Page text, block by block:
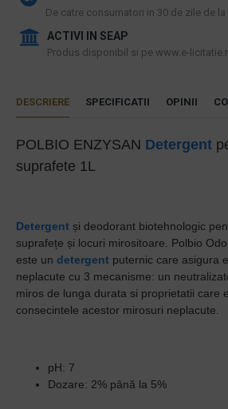
De catre consumatori in 30 de zile de
ACTIVI IN SEAP
Produs disponibil si pe www.e-
DESCRIERE SPECIFICATII OPINII
POLBIO ENZYSAN Detergent
suprafete 1L
Detergent și deodorant biotehnologic
suprafețe și locuri mirositoare. Polbio
este un detergent puternic care asigura
neplacute cu 3 mecanisme: un
miros de lunga durata si proprietatii care
consecintele acestor mirosuri neplacute.
pH: 7
Dozare: 2% până la 5%